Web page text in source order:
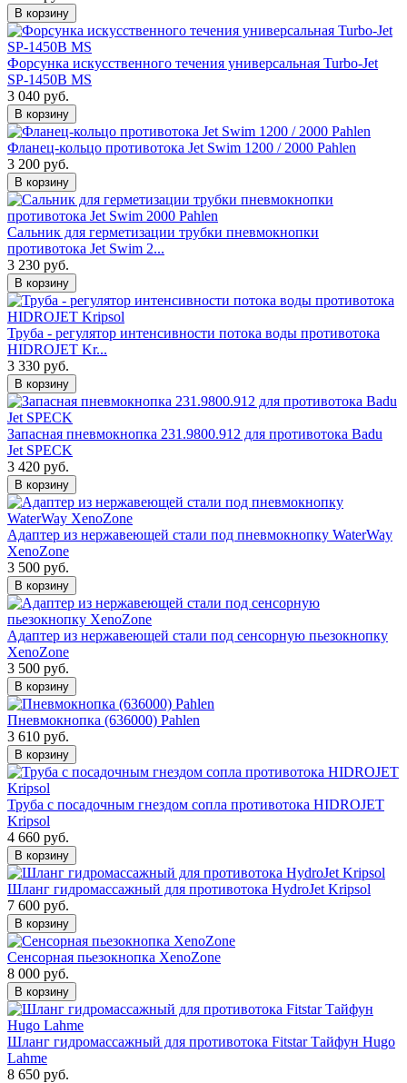
В корзину
Форсунка искусственного течения универсальная Turbo-Jet
SP-1450B MS
3 040 руб.
В корзину
Фланец-кольцо противотока Jet Swim 1200 / 2000 Pahlen
3 200 руб.
В корзину
Сальник для герметизации трубки пневмокнопки
противотока Jet Swim 2...
3 230 руб.
В корзину
Труба - регулятор интенсивности потока воды противотока
HIDROJET Kr...
3 330 руб.
В корзину
Запасная пневмокнопка 231.9800.912 для противотока Badu
Jet SPECK
3 420 руб.
В корзину
Адаптер из нержавеющей стали под пневмокнопку WaterWay
XenoZone
3 500 руб.
В корзину
Адаптер из нержавеющей стали под сенсорную пьезокнопку
XenoZone
3 500 руб.
В корзину
Пневмокнопка (636000) Pahlen
3 610 руб.
В корзину
Труба с посадочным гнездом сопла противотока HIDROJET
Kripsol
4 660 руб.
В корзину
Шланг гидромассажный для противотока HydroJet Kripsol
7 600 руб.
В корзину
Сенсорная пьезокнопка XenoZone
8 000 руб.
В корзину
Шланг гидромассажный для противотока Fitstar Тайфун Hugo
Lahme
8 650 руб.